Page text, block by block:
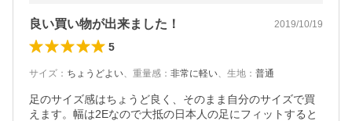
良い買い物が出来ました！ 2019/10/19
5
サイズ ： ちょうどよい、 重量感 ： 非常に軽い、 生地 ： 普通
足のサイズ感はちょうど良く、そのまま自分のサイズで買
えます。幅は2Eなので大抵の日本人の足にフィットすると